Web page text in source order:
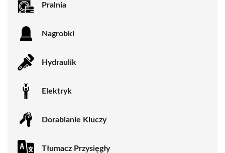
Pralnia
Nagrobki
Hydraulik
Elektryk
Dorabianie Kluczy
Tłumacz Przysięgły